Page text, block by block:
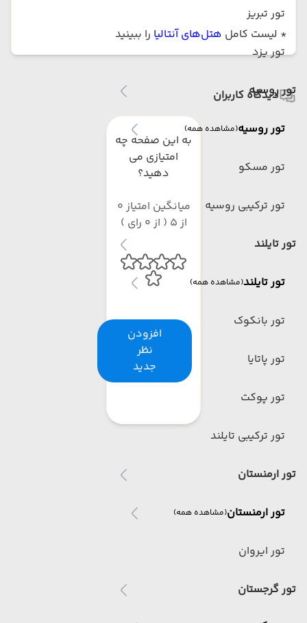
تور تبریز
تور یزد
تور روسیه
تور روسیه(مشاهده همه)
تور مسکو
تور ترکیبی روسیه
تور تایلند
تور تایلند(مشاهده همه)
تور بانکوک
تور پاتایا
تور پوکت
تور ترکیبی تایلند
تور ارمنستان
تور ارمنستان(مشاهده همه)
تور ایروان
تور گرجستان
* لیست کامل هتل‌های آنتالیا را ببینید
دیدگاه کاربران
به این صفحه چه
امتیازی می
دهید؟
میانگین امتیاز 0
از 5 ( از 0 رای )
افزودن
نظر
جدید